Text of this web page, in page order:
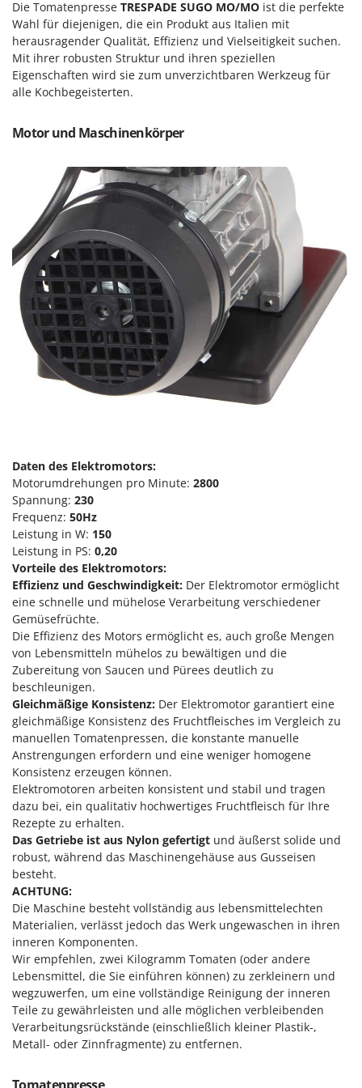
Mähroboter
Maisentkörnungsmaschinen
Manuelle Heckenscheren
Mehrzweck-Sauggeräte
Minibacköfen
Motorhacken - Gartenfräsen
Mulcher für Traktor
Notstromaggregat
Nudelmaschinen
O
Obstmühlen Obsthäcksler Obstmuser
Obstpressen
Olivenernter und Schüttler
Palettengabeln für Traktoren
Planierschilder für Traktoren
Plasmaschneider
Poolroboter
Pools
Poolstaubsauger
R
Rasenmäher
Rasensodenschneider
Rasentraktoren Aufsitzmäher
Rasentrimmer - Kantenschneider
Rasentrimmer - Motorsensen - Freischneider
Rührtöpfe mit Elektrischem Rührwerk
Rupfmaschinen
S
Sämaschinen und Düngerstreuer
Scheibenpflüge
Schneefräsen
Schneeräumer
Schrotmühlen - elektrisch
Schwader für Traktoren
Schweißgeräte
Seilwinden - Motorseilwinden
Sichelmähwerke für Traktoren
Sichelmulcher für Traktoren
Famag
Famur
FARMER
FBC
Ferroni
FIAC
FIEM
Fimar
FINI
Fiorentini
Fiskars
Flymo
Fontana Forni
Forest Master
Gardena
Garofalo
GeoTech
GeoTech Pro
Gierre
Ginko - MGM
Gipeco
Girmi
Goodyear
GRAEF
Gre
GreenBay
Greenworks
GRIFO
GVS
GYS
H
Hailo
Helvi
Henx
HiKOKI
Honda
I
Idromatic
Il-Tec
Imperia
Die Tomatenpresse TRESPADE SUGO MO/MO ist die perfekte
Wahl für diejenigen, die ein Produkt aus Italien mit
herausragender Qualität, Effizienz und Vielseitigkeit suchen.
Mit ihrer robusten Struktur und ihren speziellen
Eigenschaften wird sie zum unverzichtbaren Werkzeug für
alle Kochbegeisterten.
Motor und Maschinenkörper
Daten des Elektromotors:
Motorumdrehungen pro Minute: 2800
Spannung: 230
Frequenz: 50Hz
Leistung in W: 150
Leistung in PS: 0,20
Vorteile des Elektromotors:
Effizienz und Geschwindigkeit: Der Elektromotor ermöglicht
eine schnelle und mühelose Verarbeitung verschiedener
Gemüsefrüchte.
Die Effizienz des Motors ermöglicht es, auch große Mengen
von Lebensmitteln mühelos zu bewältigen und die
Zubereitung von Saucen und Pürees deutlich zu
beschleunigen.
Gleichmäßige Konsistenz: Der Elektromotor garantiert eine
gleichmäßige Konsistenz des Fruchtfleisches im Vergleich zu
manuellen Tomatenpressen, die konstante manuelle
Anstrengungen erfordern und eine weniger homogene
Konsistenz erzeugen können.
Elektromotoren arbeiten konsistent und stabil und tragen
dazu bei, ein qualitativ hochwertiges Fruchtfleisch für Ihre
Rezepte zu erhalten.
Das Getriebe ist aus Nylon gefertigt und äußerst solide und
robust, während das Maschinengehäuse aus Gusseisen
besteht.
ACHTUNG:
Die Maschine besteht vollständig aus lebensmittelechten
Materialien, verlässt jedoch das Werk ungewaschen in ihren
inneren Komponenten.
Wir empfehlen, zwei Kilogramm Tomaten (oder andere
Lebensmittel, die Sie einführen können) zu zerkleinern und
wegzuwerfen, um eine vollständige Reinigung der inneren
Teile zu gewährleisten und alle möglichen verbleibenden
Verarbeitungsrückstände (einschließlich kleiner Plastik-,
Metall- oder Zinnfragmente) zu entfernen.